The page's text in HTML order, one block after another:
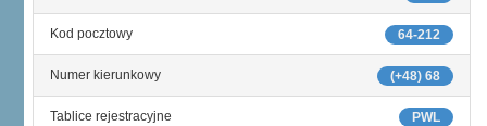
64-212
Kod pocztowy
(+48) 68
Numer kierunkowy
PWL
Tablice rejestracyjne